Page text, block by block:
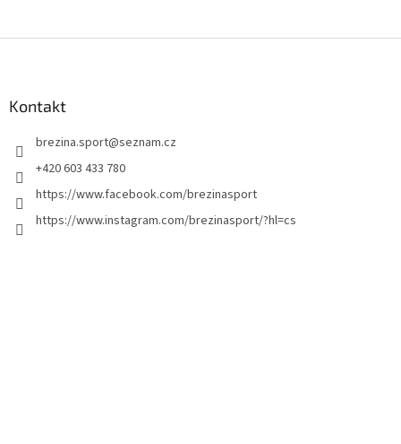
Kontakt
brezina.sport@seznam.cz
+420 603 433 780
https://www.facebook.com/brezinasport
https://www.instagram.com/brezinasport/?hl=cs